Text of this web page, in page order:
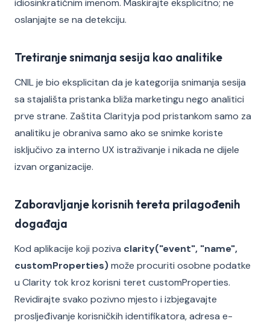
idiosinkratičnim imenom. Maskirajte eksplicitno; ne
oslanjajte se na detekciju.
Tretiranje snimanja sesija kao analitike
CNIL je bio eksplicitan da je kategorija snimanja sesija
sa stajališta pristanka bliža marketingu nego analitici
prve strane. Zaštita Clarityja pod pristankom samo za
analitiku je obraniva samo ako se snimke koriste
isključivo za interno UX istraživanje i nikada ne dijele
izvan organizacije.
Zaboravljanje korisnih tereta prilagođenih
događaja
Kod aplikacije koji poziva clarity("event", "name",
customProperties)može procuriti osobne podatke
u Clarity tok kroz korisni teret customProperties.
Revidirajte svako pozivno mjesto i izbjegavajte
prosljeđivanje korisničkih identifikatora, adresa e-